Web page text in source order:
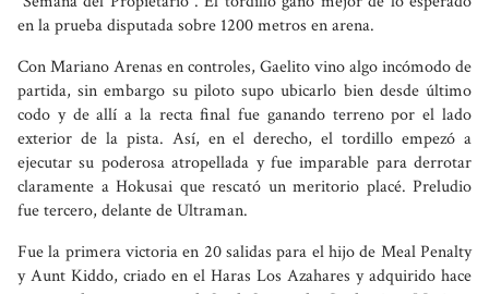
en la prueba disputada sobre 1200 metros en arena.
Con Mariano Arenas en controles, Gaelito vino algo incómodo de
partida, sin embargo su piloto supo ubicarlo bien desde último
codo y de allí a la recta final fue ganando terreno por el lado
exterior de la pista. Así, en el derecho, el tordillo empezó a
ejecutar su poderosa atropellada y fue imparable para derrotar
claramente a Hokusai que rescató un meritorio placé. Preludio
fue tercero, delante de Ultraman.
Fue la primera victoria en 20 salidas para el hijo de Meal Penalty
y Aunt Kiddo, criado en el Haras Los Azahares y adquirido hace